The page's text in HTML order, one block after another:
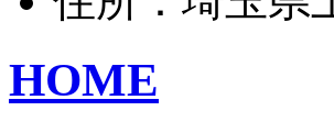
HOME